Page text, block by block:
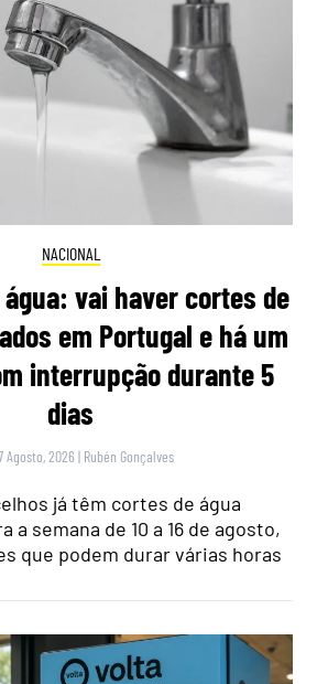
NACIONAL
vai haver cortes de
em Portugal e há um
interrupção durante 5
dias
Agosto, 2026 | Rubén Gonçalves
já têm cortes de água
a semana de 10 a 16 de agosto,
que podem durar várias horas